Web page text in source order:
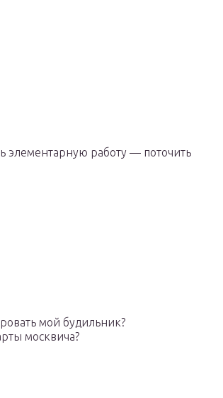
элементарную работу — поточить
мой будильник?
москвича?